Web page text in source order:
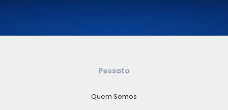
Pessato
Quem Somos